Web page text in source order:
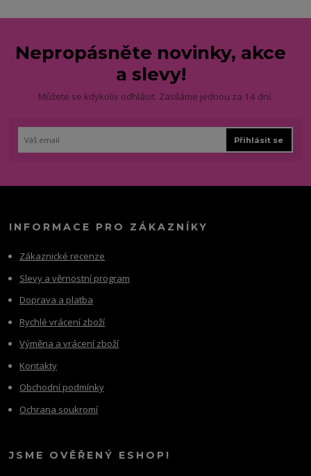
Nepropásněte novinky, akce
a slevy!
Můžete se kdykoliv odhlásit. Zasíláme jednou za 14 dní.
Přihlásit se
INFORMACE PRO ZÁKAZNÍKY
Zákaznické recenze
Slevy a věrnostní program
Doprava a platba
Rychlé vrácení zboží
Výměna a vrácení zboží
Kontakty
Obchodní podmínky
Ochrana soukromí
JSME OVĚŘENÝ ESHOP!